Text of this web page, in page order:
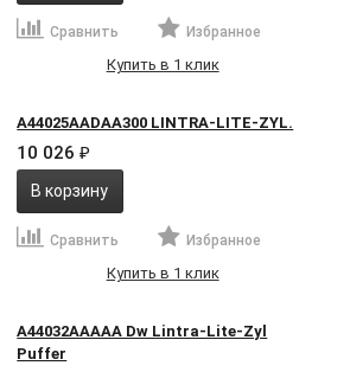
Сравнить Избранное
Купить в 1 клик
A44025AADAA300 LINTRA-LITE-ZYL.
10 026₽
В корзину
Сравнить Избранное
Купить в 1 клик
A44032AAAAA Dw Lintra-Lite-Zyl
Puffer